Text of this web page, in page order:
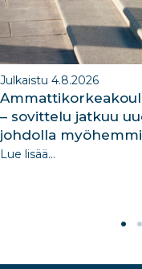
Julkaistu 4.8.2026
– sovittelu jatkuu
johdolla
Lue lisää...